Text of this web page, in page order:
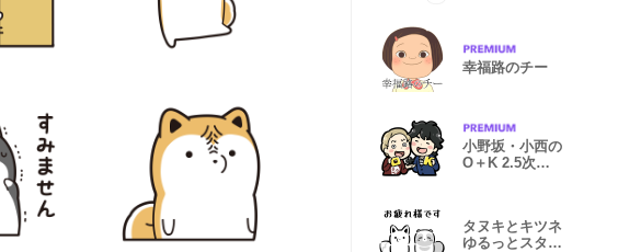
幸福路のチー
小野坂・小西の
O＋K 2.5次元
タヌキとキツネ
ゆるっとスタン